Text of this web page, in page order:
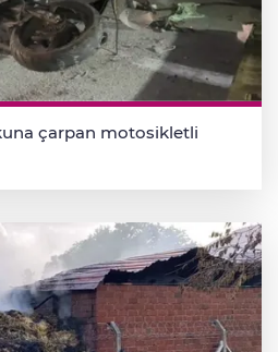
çarpan motosikletli